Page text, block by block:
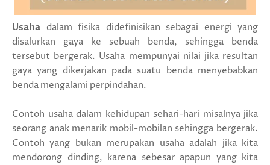
Usaha dalam fisika didefinisikan sebagai energi yang
disalurkan gaya ke sebuah benda, sehingga benda
tersebut bergerak. Usaha mempunyai nilai jika resultan
gaya yang dikerjakan pada suatu benda menyebabkan
benda mengalami perpindahan.
Contoh usaha dalam kehidupan sehari-hari misalnya jika
seorang anak menarik mobil-mobilan sehingga bergerak.
Contoh yang bukan merupakan usaha adalah jika kita
mendorong dinding, karena sebesar apapun yang kita